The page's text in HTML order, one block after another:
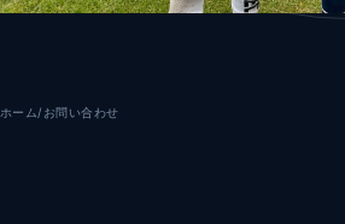
ホーム/ お問い合わせ